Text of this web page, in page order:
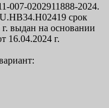
007-0202911888-2024.
срок
г. выдан на основании
16.04.2024 г.